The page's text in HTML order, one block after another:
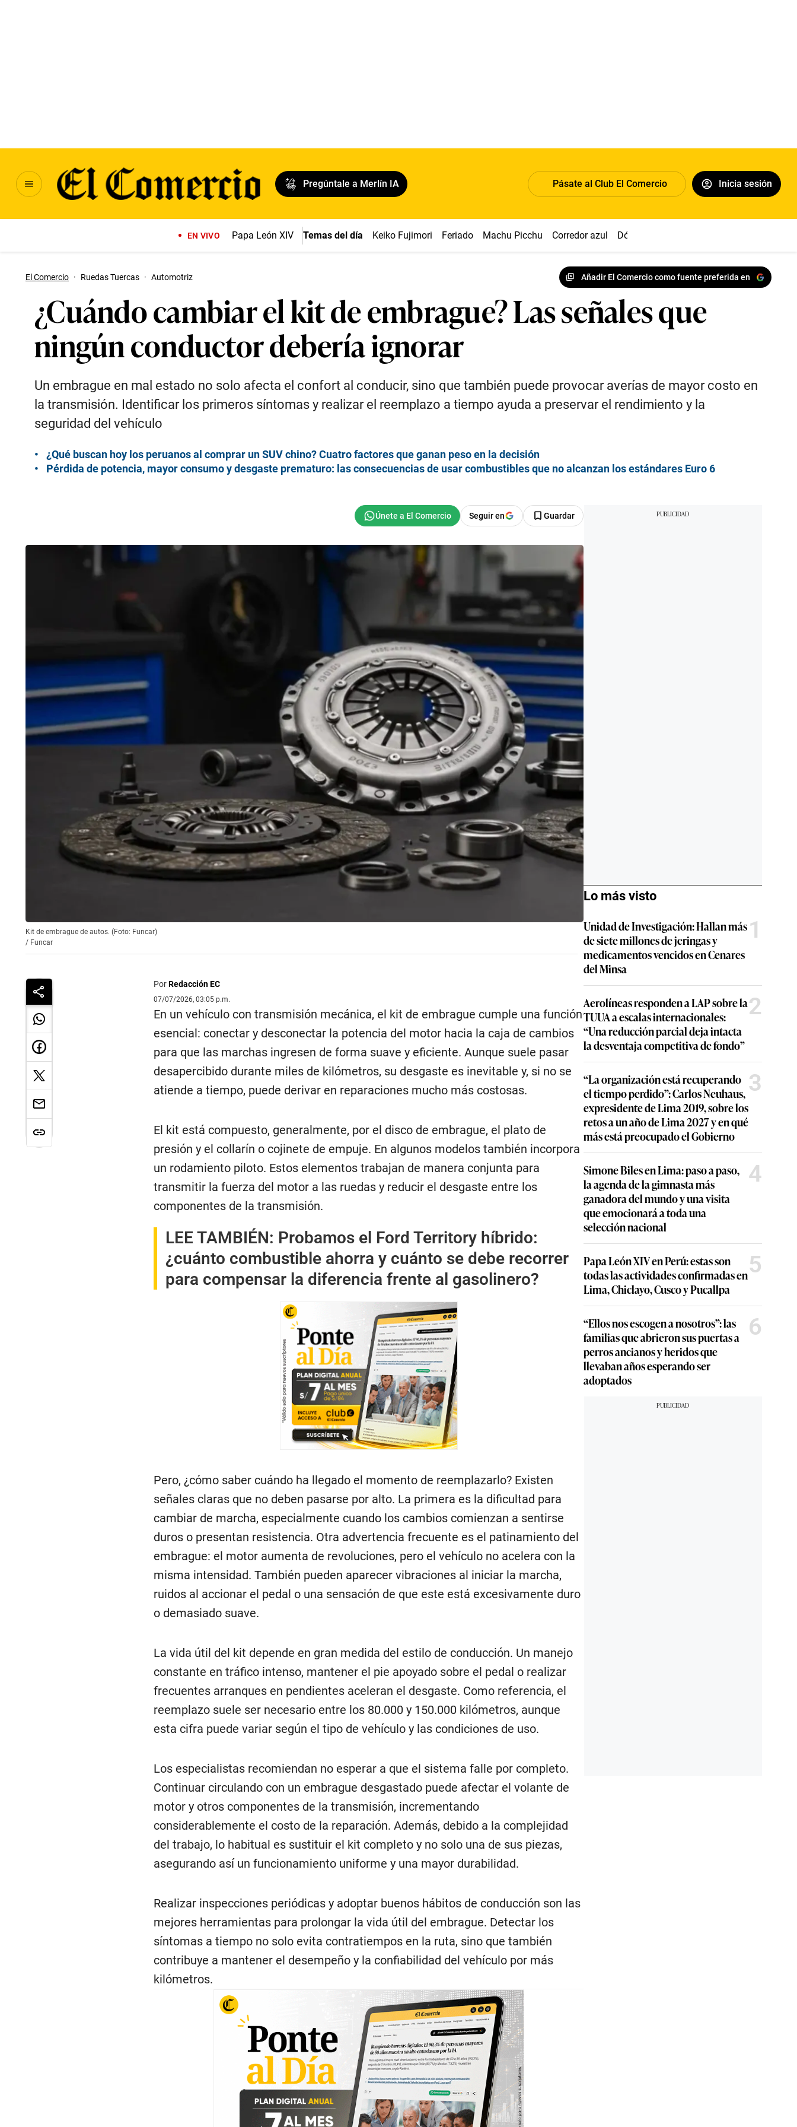
Pregúntale a Merlín IA Pásate al Club El Comercio Inicia sesión
EN VIVO Papa León XIV Temas del día Keiko Fujimori Feriado Machu Picchu Corredor azul Dólar
El Comercio · Ruedas Tuercas · Automotriz Añadir El Comercio como fuente preferida en
¿Cuándo cambiar el kit de embrague? Las señales que
ningún conductor debería ignorar
Un embrague en mal estado no solo afecta el confort al conducir, sino que también puede provocar averías de mayor costo en
la transmisión. Identificar los primeros síntomas y realizar el reemplazo a tiempo ayuda a preservar el rendimiento y la
seguridad del vehículo
¿Qué buscan hoy los peruanos al comprar un SUV chino? Cuatro factores que ganan peso en la decisión
Pérdida de potencia, mayor consumo y desgaste prematuro: las consecuencias de usar combustibles que no alcanzan los estándares Euro 6
Seguir en Guardar
Kit de embrague de autos. (Foto: Funcar)
/ Funcar
PorRedacción EC
07/07/2026, 03:05 p.m.
En un vehículo con transmisión mecánica, el kit de embrague cumple una función
esencial: conectar y desconectar la potencia del motor hacia la caja de cambios
para que las marchas ingresen de forma suave y eficiente. Aunque suele pasar
desapercibido durante miles de kilómetros, su desgaste es inevitable y, si no se
atiende a tiempo, puede derivar en reparaciones mucho más costosas.
El kit está compuesto, generalmente, por el disco de embrague, el plato de
presión y el collarín o cojinete de empuje. En algunos modelos también incorpora
un rodamiento piloto. Estos elementos trabajan de manera conjunta para
transmitir la fuerza del motor a las ruedas y reducir el desgaste entre los
componentes de la transmisión.
LEE TAMBIÉN: Probamos el Ford Territory híbrido:
¿cuánto combustible ahorra y cuánto se debe recorrer
para compensar la diferencia frente al gasolinero?
Pero, ¿cómo saber cuándo ha llegado el momento de reemplazarlo? Existen
señales claras que no deben pasarse por alto. La primera es la dificultad para
cambiar de marcha, especialmente cuando los cambios comienzan a sentirse
duros o presentan resistencia. Otra advertencia frecuente es el patinamiento del
embrague: el motor aumenta de revoluciones, pero el vehículo no acelera con la
misma intensidad. También pueden aparecer vibraciones al iniciar la marcha,
ruidos al accionar el pedal o una sensación de que este está excesivamente duro
o demasiado suave.
La vida útil del kit depende en gran medida del estilo de conducción. Un manejo
constante en tráfico intenso, mantener el pie apoyado sobre el pedal o realizar
frecuentes arranques en pendientes aceleran el desgaste. Como referencia, el
reemplazo suele ser necesario entre los 80.000 y 150.000 kilómetros, aunque
esta cifra puede variar según el tipo de vehículo y las condiciones de uso.
Los especialistas recomiendan no esperar a que el sistema falle por completo.
Continuar circulando con un embrague desgastado puede afectar el volante de
motor y otros componentes de la transmisión, incrementando
considerablemente el costo de la reparación. Además, debido a la complejidad
del trabajo, lo habitual es sustituir el kit completo y no solo una de sus piezas,
asegurando así un funcionamiento uniforme y una mayor durabilidad.
Realizar inspecciones periódicas y adoptar buenos hábitos de conducción son las
mejores herramientas para prolongar la vida útil del embrague. Detectar los
síntomas a tiempo no solo evita contratiempos en la ruta, sino que también
contribuye a mantener el desempeño y la confiabilidad del vehículo por más
kilómetros.
Lo más visto
Unidad de Investigación: Hallan más
de siete millones de jeringas y
medicamentos vencidos en Cenares
del Minsa
1
Aerolíneas responden a LAP sobre la
TUUA a escalas internacionales:
“Una reducción parcial deja intacta
la desventaja competitiva de fondo”
2
“La organización está recuperando
el tiempo perdido”: Carlos Neuhaus,
expresidente de Lima 2019, sobre los
retos a un año de Lima 2027 y en qué
más está preocupado el Gobierno
3
Simone Biles en Lima: paso a paso,
la agenda de la gimnasta más
ganadora del mundo y una visita
que emocionará a toda una
selección nacional
4
Papa León XIV en Perú: estas son
todas las actividades confirmadas en
Lima, Chiclayo, Cusco y Pucallpa
5
“Ellos nos escogen a nosotros”: las
familias que abrieron sus puertas a
perros ancianos y heridos que
llevaban años esperando ser
adoptados
6